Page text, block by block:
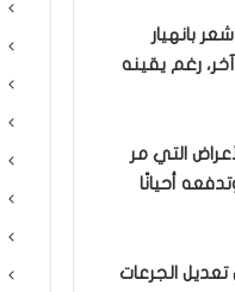
بانهيار
رغم يقينه
التي مر
أحيانًا
الجرعات